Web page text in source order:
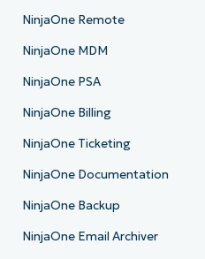
NinjaOne Remote
NinjaOne MDM
NinjaOne PSA
NinjaOne Billing
NinjaOne Ticketing
NinjaOne Documentation
NinjaOne Backup
NinjaOne Email Archiver